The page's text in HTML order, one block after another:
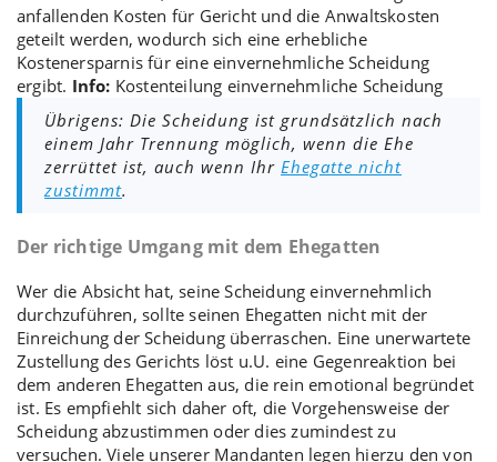
anfallenden Kosten für Gericht und die Anwaltskosten
geteilt werden, wodurch sich eine erhebliche
Kostenersparnis für eine einvernehmliche Scheidung
ergibt. Info: Kostenteilung einvernehmliche Scheidung
Übrigens: Die Scheidung ist grundsätzlich nach
einem Jahr Trennung möglich, wenn die Ehe
zerrüttet ist, auch wenn Ihr Ehegatte nicht
zustimmt.
Der richtige Umgang mit dem Ehegatten
Wer die Absicht hat, seine Scheidung einvernehmlich
durchzuführen, sollte seinen Ehegatten nicht mit der
Einreichung der Scheidung überraschen. Eine unerwartete
Zustellung des Gerichts löst u.U. eine Gegenreaktion bei
dem anderen Ehegatten aus, die rein emotional begründet
ist. Es empfiehlt sich daher oft, die Vorgehensweise der
Scheidungabzustimmen oder dies zumindest zu
versuchen. Viele unserer Mandanten legen hierzu den von